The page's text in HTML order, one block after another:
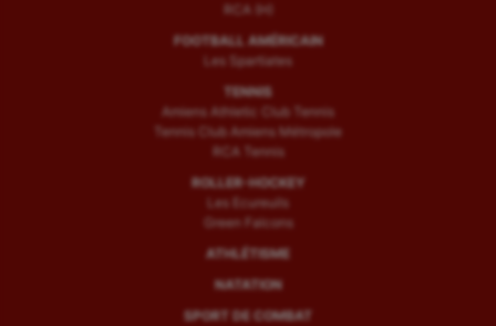
RCA (H)
FOOTBALL AMÉRICAIN
Les Spartiates
TENNIS
Amiens Athletic Club Tennis
Tennis Club Amiens Métropole
RCA Tennis
ROLLER-HOCKEY
Les Ecureuils
Green Falcons
ATHLÉTISME
NATATION
SPORT DE COMBAT